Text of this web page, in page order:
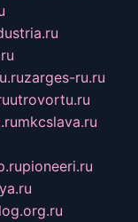
zarges-ru.ru
utrovortu.ru
mkcslava.ru
pioneeri.ru